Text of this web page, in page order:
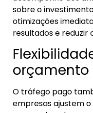
sobre o
otimizações
resultados e reduzir
orçamento
O tráfego pago
empresas ajustem